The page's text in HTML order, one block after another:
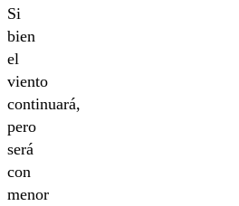
Si
bien
el
viento
continuará,
pero
será
con
menor